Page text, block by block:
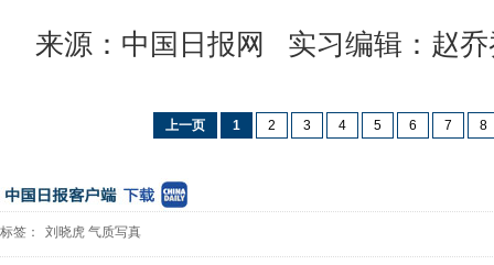
来源：中国日报网 实习编辑：赵乔
上一页 1 2 3 4 5 6 7 8
标签： 刘晓虎 气质写真